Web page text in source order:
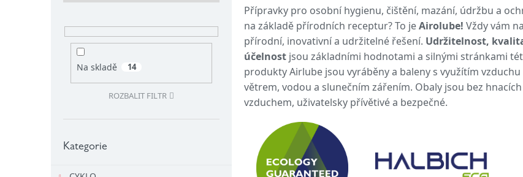
Na skladě 14
ROZBALIT FILTR
kategorie
Kategorie
Přípravky pro osobní hygienu, čištění, mazání, údržbu a
na základě přírodních receptur? To jeAirolube! Vždy vám
přírodní, inovativní a udržitelné řešení. Udržitelnost,
účelnost jsou základními hodnotami a silnými stránkami
produkty Airlube jsou vyráběny a baleny s využítím
větrem, vodou a slunečním zářením. Obaly jsou bez
vzduchem, uživatelsky přívětivé a bezpečné.